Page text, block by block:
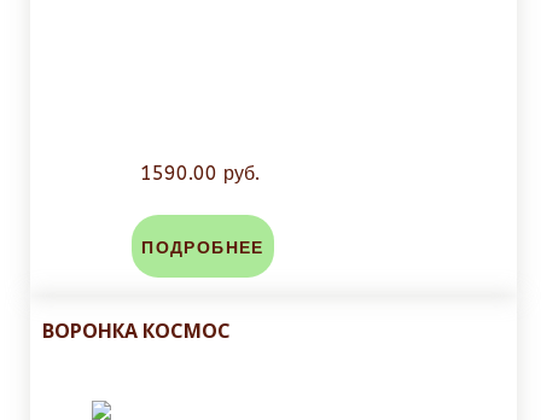
1590.00 руб.
ПОДРОБНЕЕ
ВОРОНКА КОСМОС